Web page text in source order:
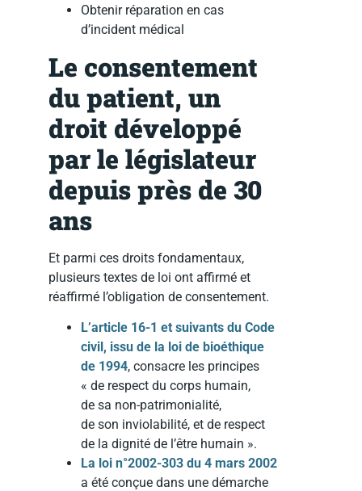
Obtenir réparation en cas
d’incident médical
Le consentement
du patient, un
droit développé
par le législateur
depuis près de 30
ans
Et parmi ces droits fondamentaux,
plusieurs textes de loi ont affirmé et
réaffirmé l’obligation de consentement.
L’article 16-1 et suivants du Code
civil, issu de la loi de bioéthique
de 1994, consacre les principes
« de respect du corps humain,
de sa non-patrimonialité,
de son inviolabilité, et de respect
de la dignité de l’être humain ».
La loi n°2002-303 du 4 mars 2002
a été conçue dans une démarche